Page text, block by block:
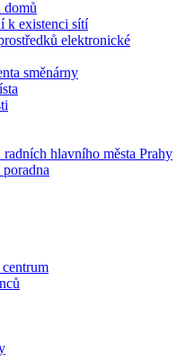
domů
k existenci sítí
elektronické
směnárny
hlavního města Prahy